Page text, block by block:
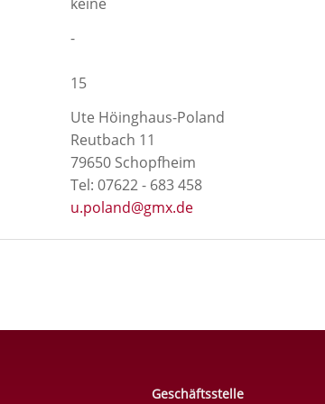
-
15
Ute Höinghaus-Poland
Reutbach 11
79650 Schopfheim
Tel: 07622 - 683 458
u.poland@gmx.de
Geschäftsstelle